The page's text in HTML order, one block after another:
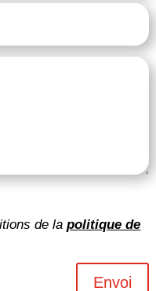
de lapolitique de
Envoi